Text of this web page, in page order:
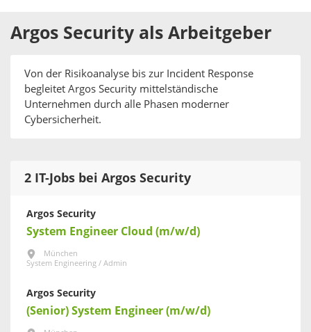
Argos Security als Arbeitgeber
Von der Risikoanalyse bis zur Incident Response
begleitet Argos Security mittelständische
Unternehmen durch alle Phasen moderner
Cybersicherheit.
2 IT-Jobs bei Argos Security
Argos Security
System Engineer Cloud (m/w/d)
München
System Engineering / Admin
Argos Security
(Senior) System Engineer (m/w/d)